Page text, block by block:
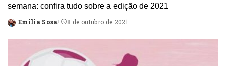
semana: confira tudo sobre a edição de 2021
Posted
Emilia Sosa 8 de outubro de 2021